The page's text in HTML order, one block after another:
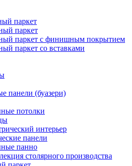
паркет
паркет
паркет с финишным покрытием
паркет со вставками
панели (буазери)
потолки
интерьер
панели
панно
столярного производства